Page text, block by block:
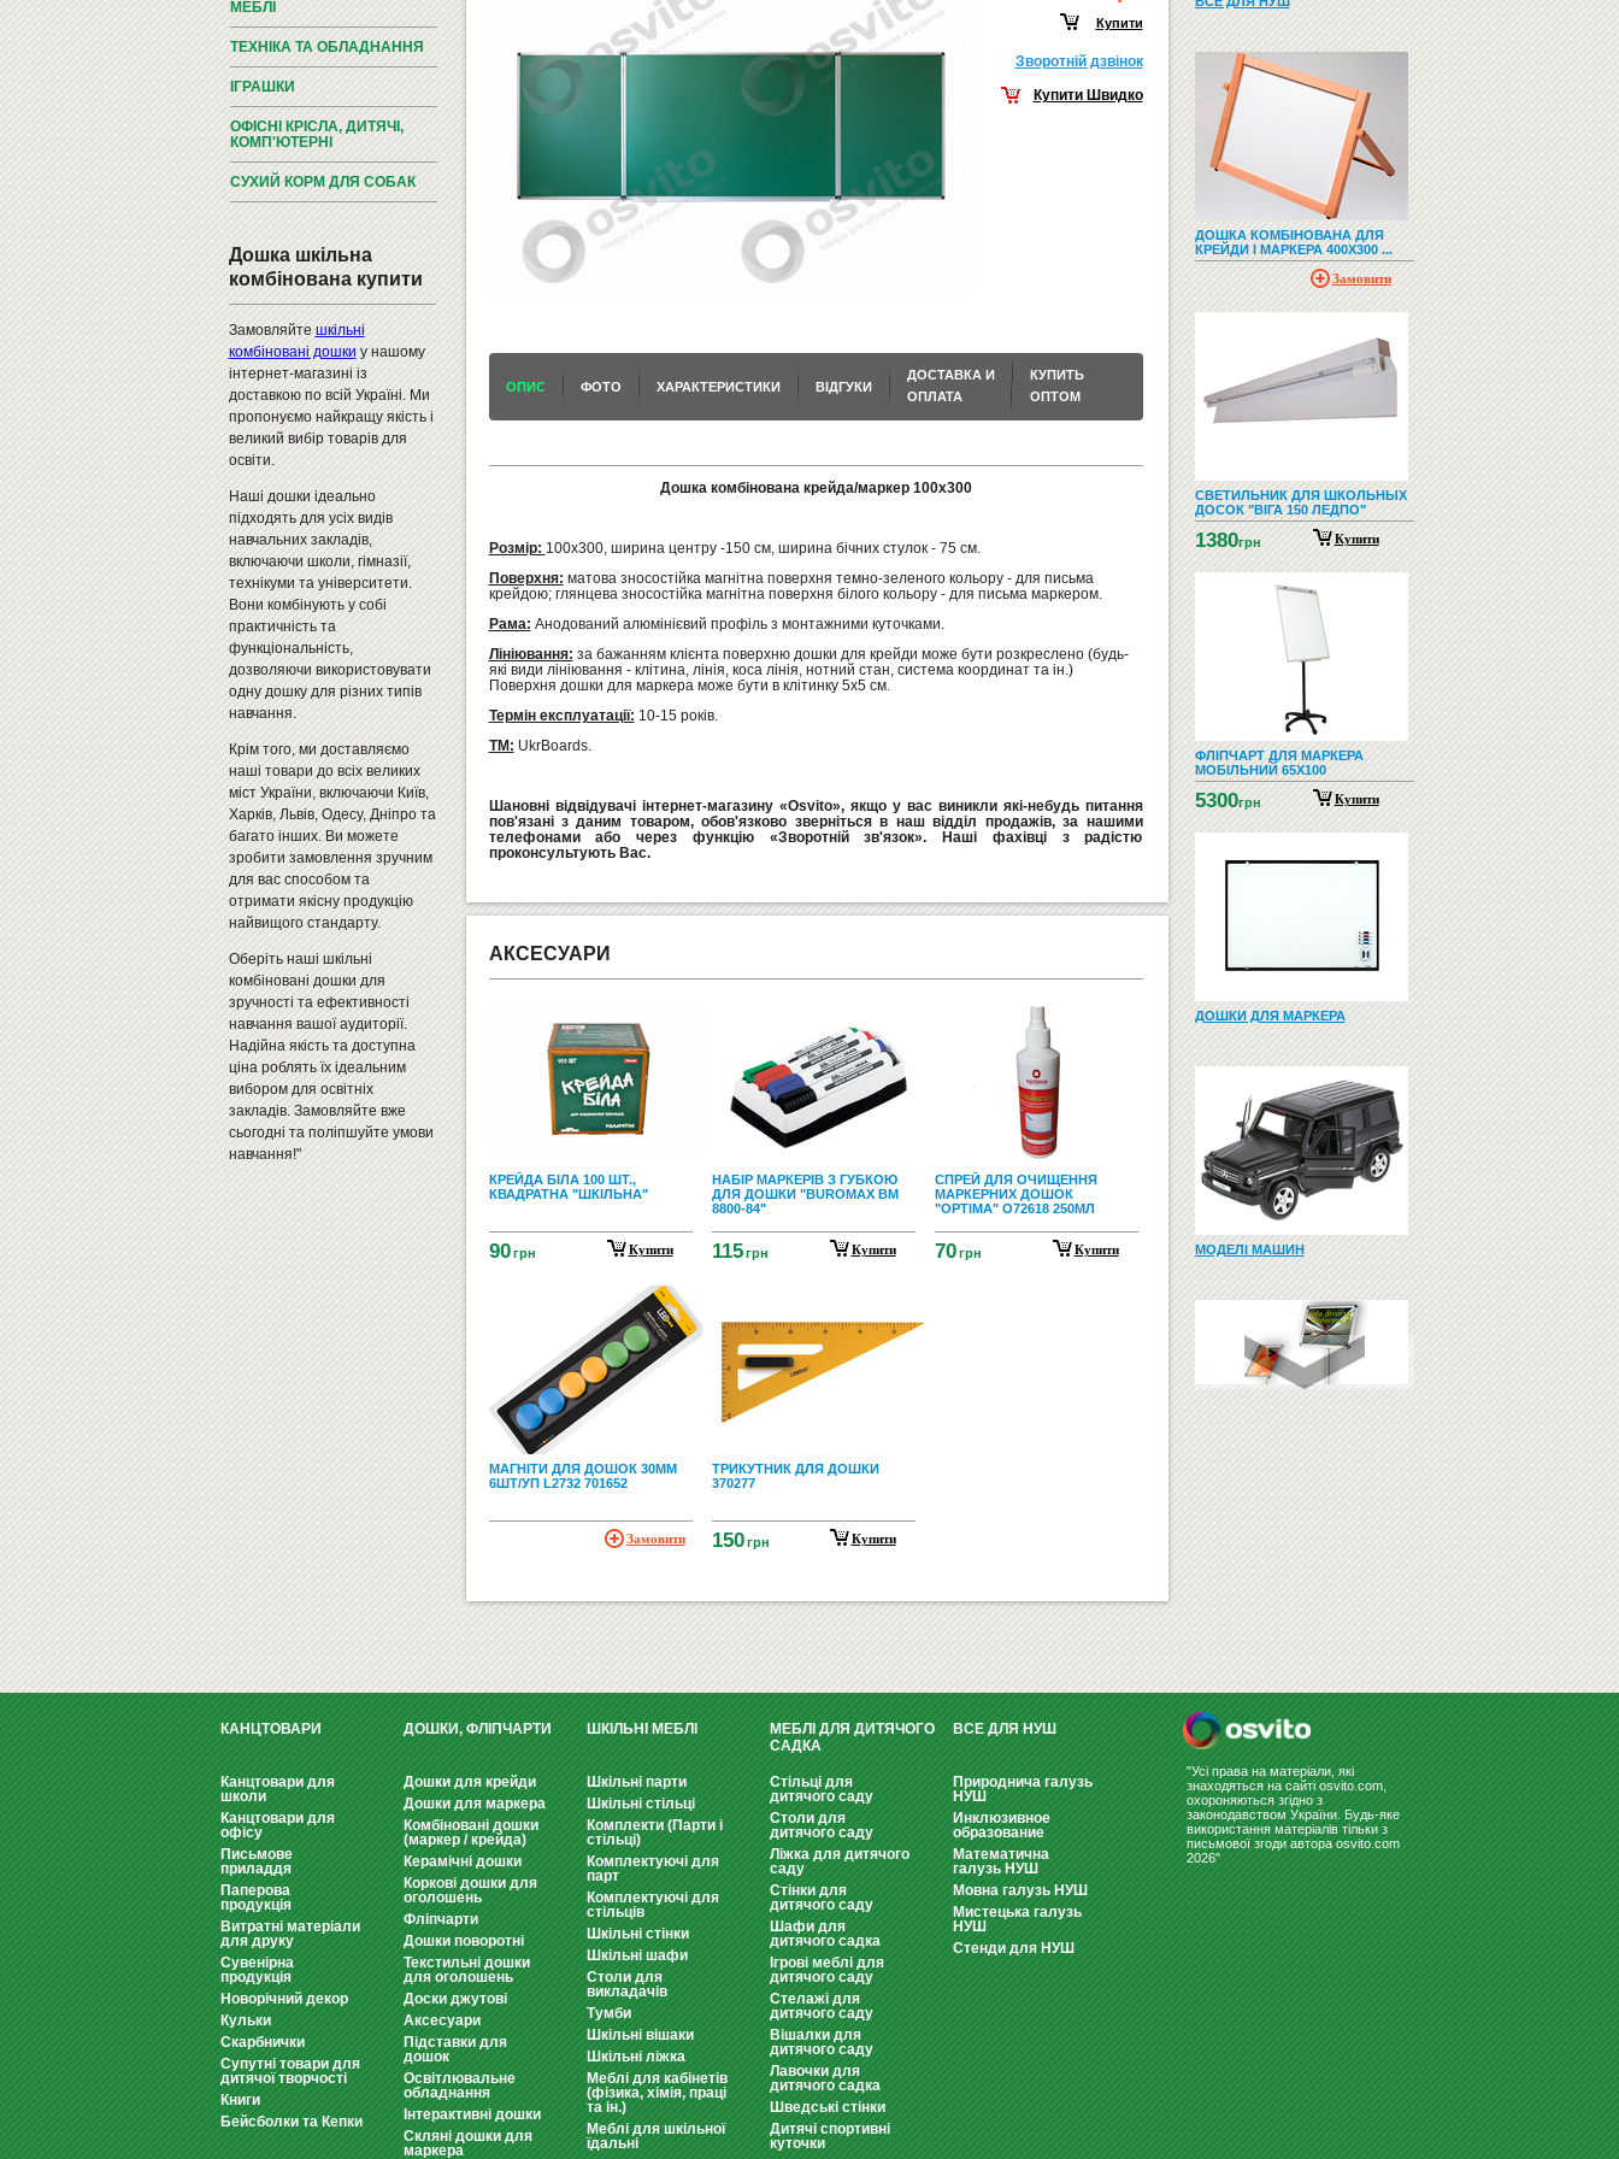
МЕБЛІ
ТЕХНІКА ТА ОБЛАДНАННЯ
ІГРАШКИ
ОФІСНІ КРІСЛА, ДИТЯЧІ,
КОМП'ЮТЕРНІ
СУХИЙ КОРМ ДЛЯ СОБАК
Дошка шкільна
комбінована купити
Замовляйте шкільні
комбіновані дошки у нашому
інтернет-магазині із
доставкою по всій Україні. Ми
пропонуємо найкращу якість і
великий вибір товарів для
освіти.
Наші дошки ідеально
підходять для усіх видів
навчальних закладів,
включаючи школи, гімназії,
технікуми та університети.
Вони комбінують у собі
практичність та
функціональність,
дозволяючи використовувати
одну дошку для різних типів
навчання.
Крім того, ми доставляємо
наші товари до всіх великих
міст України, включаючи Київ,
Харків, Львів, Одесу, Дніпро та
багато інших. Ви можете
зробити замовлення зручним
для вас способом та
отримати якісну продукцію
найвищого стандарту.
Оберіть наші шкільні
комбіновані дошки для
зручності та ефективності
навчання вашої аудиторії.
Надійна якість та доступна
ціна роблять їх ідеальним
вибором для освітніх
закладів. Замовляйте вже
сьогодні та поліпшуйте умови
навчання!"
Купити
Зворотнiй дзвiнок
Купити Швидко
ОПИС ФОТО ХАРАКТЕРИСТИКИ ВІДГУКИ
ДОСТАВКА И
ОПЛАТА
КУПИТЬ
ОПТОМ
Дошка комбінована крейда/маркер 100х300
Розмір: 100х300, ширина центру -150 см, ширина бічних стулок - 75 см.
Поверхня: матова зносостійка магнітна поверхня темно-зеленого кольору - для письма
крейдою; глянцева зносостійка магнітна поверхня білого кольору - для письма маркером.
Рама: Анодований алюмінієвий профіль з монтажними куточками.
Лініювання: за бажанням клієнта поверхню дошки для крейди може бути розкреслено (будь-
які види лініювання - клітина, лінія, коса лінія, нотний стан, система координат та ін.)
Поверхня дошки для маркера може бути в клітинку 5х5 см.
Термін експлуатації: 10-15 років.
ТМ: UkrBoards.
Шановні відвідувачі інтернет-магазину «Osvito», якщо у вас виникли які-небудь питання
пов'язані з даним товаром, обов'язково зверніться в наш відділ продажів, за нашими
телефонами або через функцію «Зворотній зв'язок». Наші фахівці з радістю
проконсультують Вас.
АКСЕСУАРИ
КРЕЙДА БІЛА 100 ШТ.,
КВАДРАТНА "ШКІЛЬНА"
90 грн Купити
НАБІР МАРКЕРІВ З ГУБКОЮ
ДЛЯ ДОШКИ "BUROMAX BM
8800-84"
115 грн Купити
СПРЕЙ ДЛЯ ОЧИЩЕННЯ
МАРКЕРНИХ ДОШОК
"OPTIMA" О72618 250МЛ
70 грн Купити
МАГНІТИ ДЛЯ ДОШОК 30ММ
6ШТ/УП L2732 701652
Замовити
ТРИКУТНИК ДЛЯ ДОШКИ
370277
150 грн Купити
ДОШКА КОМБІНОВАНА ДЛЯ
КРЕЙДИ І МАРКЕРА 400Х300 ...
Замовити
СВЕТИЛЬНИК ДЛЯ ШКОЛЬНЫХ
ДОСОК "ВІГА 150 ЛЕДПО"
1380грн Купити
ФЛІПЧАРТ ДЛЯ МАРКЕРА
МОБІЛЬНИЙ 65Х100
5300грн Купити
ДОШКИ ДЛЯ МАРКЕРА
МОДЕЛІ МАШИН
ВИТЯЖКА ELEYUS TITAN A 750
LED SMD 60 IS+BL
3099
КАНЦТОВАРИ
Канцтовари для
школи
Канцтовари для
офісу
Письмове
приладдя
Паперова
продукція
Витратні матеріали
для друку
Сувенірна
продукція
Новорічний декор
Кульки
Скарбнички
Супутні товари для
дитячої творчості
Книги
Бейсболки та Кепки
ДОШКИ, ФЛІПЧАРТИ
Дошки для крейди
Дошки для маркера
Комбіновані дошки
(маркер / крейда)
Керамічні дошки
Коркові дошки для
оголошень
Фліпчарти
Дошки поворотні
Текстильні дошки
для оголошень
Доски джутові
Аксесуари
Підставки для
дошок
Освітлювальне
обладнання
Інтерактивні дошки
Скляні дошки для
маркера
ШКІЛЬНІ МЕБЛІ
Шкільні парти
Шкільні стільці
Комплекти (Парти і
стільці)
Комплектуючі для
парт
Комплектуючі для
стільців
Шкільні стінки
Шкільні шафи
Столи для
викладачів
Тумби
Шкільні вішаки
Шкільні ліжка
Меблі для кабінетів
(фізика, хімія, праці
та ін.)
Меблі для шкільної
їдальні
МЕБЛІ ДЛЯ ДИТЯЧОГО
САДКА
Стільці для
дитячого саду
Столи для
дитячого саду
Ліжка для дитячого
саду
Стінки для
дитячого саду
Шафи для
дитячого садка
Ігрові меблі для
дитячого саду
Стелажі для
дитячого саду
Вішалки для
дитячого саду
Лавочки для
дитячого садка
Шведські стінки
Дитячі спортивні
куточки
ВСЕ ДЛЯ НУШ
Природнича галузь
НУШ
Инклюзивное
образование
Математична
галузь НУШ
Мовна галузь НУШ
Мистецька галузь
НУШ
Стенди для НУШ
"Усі права на матеріали, які
знаходяться на сайті osvito.com,
охороняються згідно з
законодавством України. Будь-яке
використання матеріалів тільки з
письмової згоди автора osvito.com
2026"